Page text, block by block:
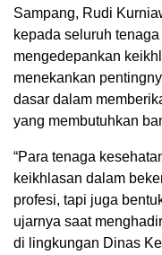
Sampang, Rudi
kepada seluruh
mengedepankan
menekankan
dasar dalam
yang membutuhkan
“Para tenaga
keikhlasan dalam
profesi, tapi juga
ujarnya saat
di lingkungan Dinas